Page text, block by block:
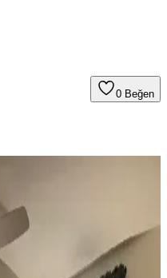
0 Beğen
Renk Uyumu ve
Sağlama Yöntemleri
uyumsuzluğu görsel rekabete
yerleşimi ile renkler
sağlanır.